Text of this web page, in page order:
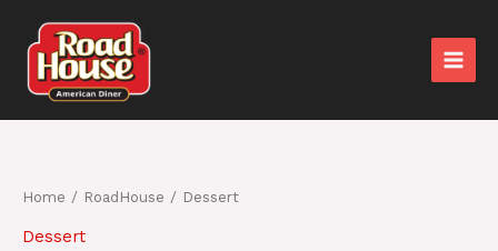
content
Home / RoadHouse / Dessert
Dessert